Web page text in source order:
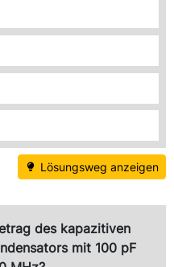
Lösungsweg anzeigen
des kapazitiven
mit 100 pF